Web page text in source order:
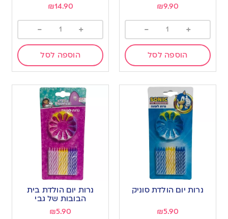
₪9.90
+
-
הוספה לסל
₪14.90
+
-
הוספה לסל
נרות יום הולדת סוניק
₪5.90
נרות יום הולדת בית
הבובות של גבי
₪5.90